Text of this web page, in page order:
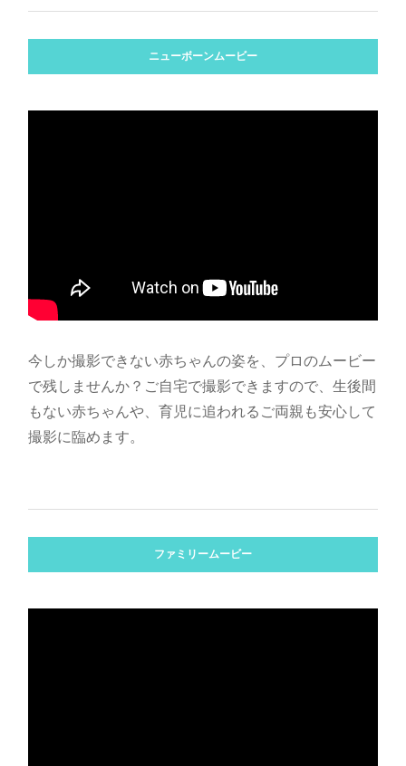
ニューボーンムービー
今しか撮影できない赤ちゃんの姿を、プロのムービー
で残しませんか？ご自宅で撮影できますので、生後間
もない赤ちゃんや、育児に追われるご両親も安心して
撮影に臨めます。
ファミリームービー